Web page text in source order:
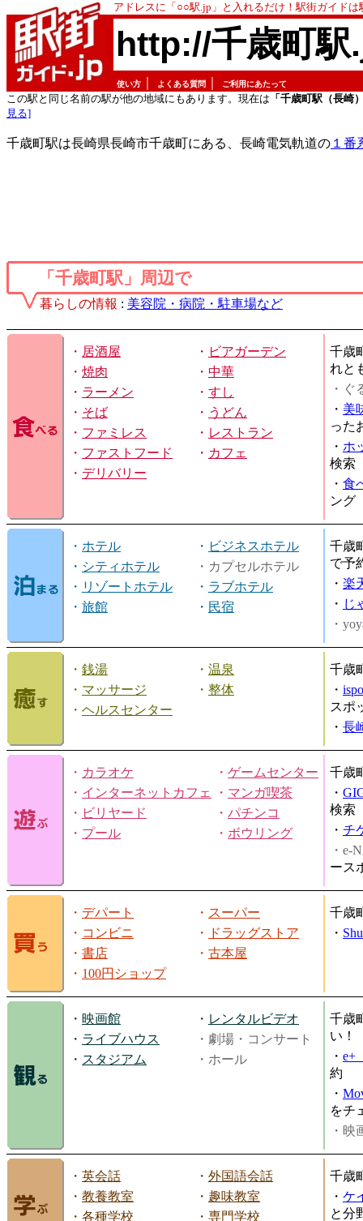
アドレスに「○○駅.jp」と入れるだけ！駅街ガイド
http://千歳町駅
使い方 よくある質問 ご利用にあたって
この駅と同じ名前の駅が他の地域にもあります。現在は 「千歳町駅（長崎
見る]
千歳町駅は長崎県長崎市千歳町にある、長崎電気軌道の １番
「千歳町駅」周辺で
暮らしの情報 : 美容院・病院・駐車場など
・ 居酒屋 ・ ビアガーデン
・ 焼肉 ・ 中華
・ ラーメン ・ すし
・ そば ・ うどん
・ ファミレス ・ レストラン
・ ファストフード ・ カフェ
・ デリバリー
千歳
れと
・ぐ
・ 美
った
・ ホ
検索
・ 食
ング
・ ホテル ・ ビジネスホテル
・ シティホテル
・カプセルホテル
・ リゾートホテル ・ ラブホテル
・ 旅館 ・ 民宿
千歳
で予
・ 楽
・ じ
・
・ 銭湯 ・ 温泉
・ マッサージ ・ 整体
・ ヘルスセンター
千歳
・
スポ
・ 長
・ カラオケ ・ ゲームセンター
・ インターネットカフェ ・ マンガ喫茶
・ ビリヤード ・ パチンコ
・ プール ・ ボウリング
千歳
・
検索
・ チ
・e-
ース
・ デパート ・ スーパー
・ コンビニ ・
ドラッグストア
・ 書店 ・ 古本屋
・ 100円ショップ
千歳
・
・ 映画館 ・ レンタルビデオ
・ ライブハウス
・劇場・コンサート
・ スタジアム ・ホール
千歳
い！
・ e+
約
・
をチ
・映
・ 英会話 ・ 外国語会話
・ 教養教室 ・ 趣味教室
・ 各種学校 ・ 専門学校
千歳
・ ケ
と分